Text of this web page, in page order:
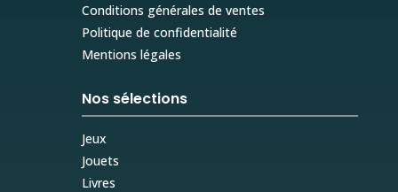
Conditions générales de ventes
Politique de confidentialité
Mentions légales
Nos sélections
Jeux
Jouets
Livres